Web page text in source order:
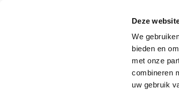
Deze
We
bieden en
met onze
combineren
uw gebruik
Zoek huisdier